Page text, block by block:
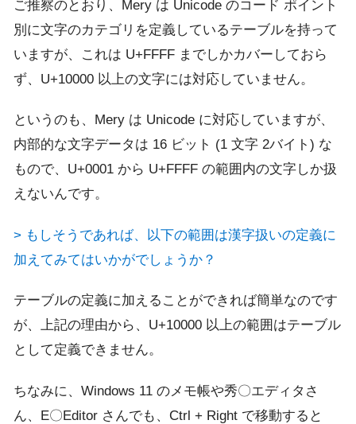
ご推察のとおり、Mery は Unicode のコード ポイント
別に文字のカテゴリを定義しているテーブルを持って
いますが、これは U+FFFF までしかカバーしておら
ず、U+10000 以上の文字には対応していません。
というのも、Mery は Unicode に対応していますが、
内部的な文字データは 16 ビット (1 文字 2バイト) な
もので、U+0001 から U+FFFF の範囲内の文字しか扱
えないんです。
> もしそうであれば、以下の範囲は漢字扱いの定義に
加えてみてはいかがでしょうか？
テーブルの定義に加えることができれば簡単なのです
が、上記の理由から、U+10000 以上の範囲はテーブル
として定義できません。
ちなみに、Windows 11 のメモ帳や秀〇エディタさ
ん、E〇Editor さんでも、Ctrl + Right で移動すると